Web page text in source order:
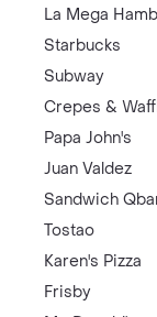
La Mega
Starbucks
Subway
Crepes &
Papa John's
Juan Valdez
Sandwich
Tostao
Karen's Pizza
Frisby